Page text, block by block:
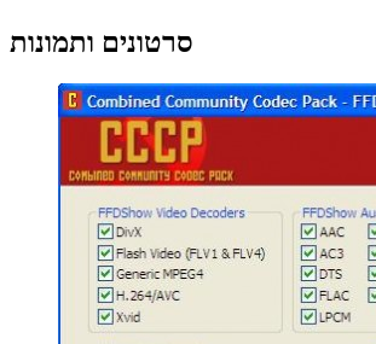
סרטונים ותמונות